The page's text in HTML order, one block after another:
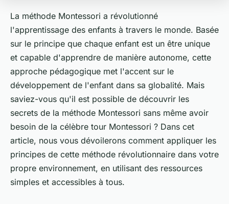
La méthode Montessori a révolutionné
l'apprentissage des enfants à travers le monde. Basée
sur le principe que chaque enfant est un être unique
et capable d'apprendre de manière autonome, cette
approche pédagogique met l'accent sur le
développement de l'enfant dans sa globalité. Mais
saviez-vous qu'il est possible de découvrir les
secrets de la méthode Montessori sans même avoir
besoin de la célèbre tour Montessori ? Dans cet
article, nous vous dévoilerons comment appliquer les
principes de cette méthode révolutionnaire dans votre
propre environnement, en utilisant des ressources
simples et accessibles à tous.